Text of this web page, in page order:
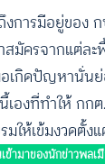
งการมีอยู่ของ
สมัครจากแต่ล
อเกิดปัญหานั่น
เองที่ทำให้ กก
ให้เข้มงวดตั้ง
ามาของนักข่าวพลเมื